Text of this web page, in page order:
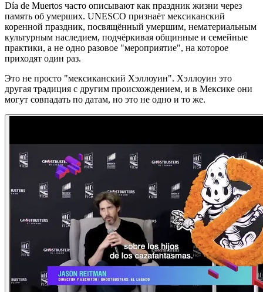
Día de Muertos часто описывают как праздник жизни через
память об умерших. UNESCO признаёт мексиканский
коренной праздник, посвящённый умершим, нематериальным
культурным наследием, подчёркивая общинные и семейные
практики, а не одно разовое "мероприятие", на которое
приходят один раз.
Это не просто "мексиканский Хэллоуин". Хэллоуин это
другая традиция с другим происхождением, и в Мексике они
могут совпадать по датам, но это не одно и то же.